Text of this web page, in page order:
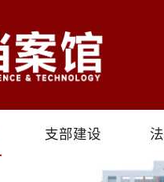
支部建设